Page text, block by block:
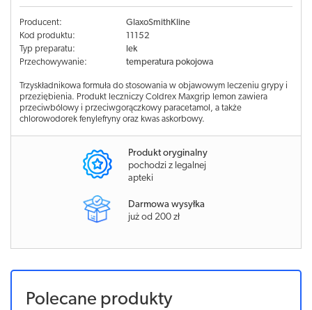
Producent:
GlaxoSmithKline
Kod produktu:
11152
Typ preparatu:
lek
Przechowywanie:
temperatura pokojowa
Trzyskładnikowa formuła do stosowania w objawowym leczeniu grypy i
przeziębienia. Produkt leczniczy Coldrex Maxgrip lemon zawiera
przeciwbólowy i przeciwgorączkowy paracetamol, a także
chlorowodorek fenylefryny oraz kwas askorbowy.
Produkt oryginalny
pochodzi z legalnej
apteki
Darmowa wysyłka
już od 200 zł
Polecane produkty